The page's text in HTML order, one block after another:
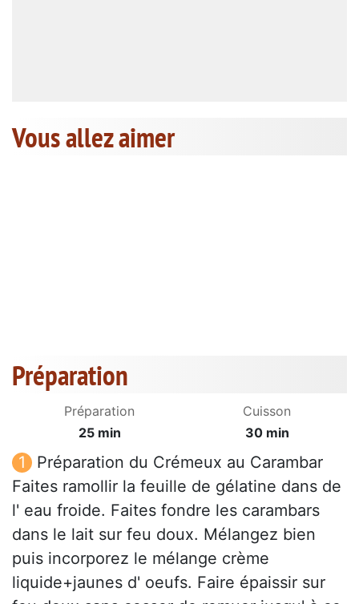
Vous allez aimer
Préparation
Préparation
25 min
Cuisson
30 min
Préparation du Crémeux au Carambar
Faites ramollir la feuille de gélatine dans de
l' eau froide. Faites fondre les carambars
dans le lait sur feu doux. Mélangez bien
puis incorporez le mélange crème
liquide+jaunes d' oeufs. Faire épaissir sur